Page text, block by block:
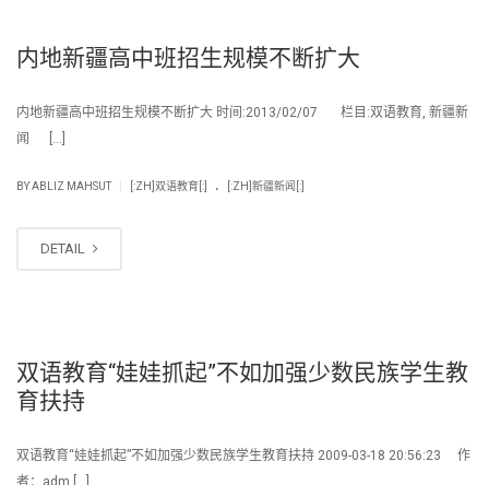
内地新疆高中班招生规模不断扩大
内地新疆高中班招生规模不断扩大 时间:2013/02/07 栏目:双语教育, 新疆新
闻 […]
BYABLIZ MAHSUT [:ZH]双语教育[:] . [:ZH]新疆新闻[:]
DETAIL
双语教育“娃娃抓起”不如加强少数民族学生教
育扶持
双语教育“娃娃抓起”不如加强少数民族学生教育扶持 2009-03-18 20:56:23 作
者：adm […]